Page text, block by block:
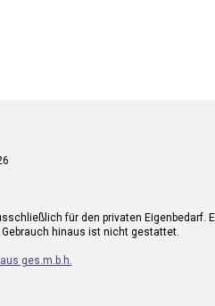
für den privaten Eigenbedarf.
hinaus ist nicht gestattet.
ges.m.b.h.